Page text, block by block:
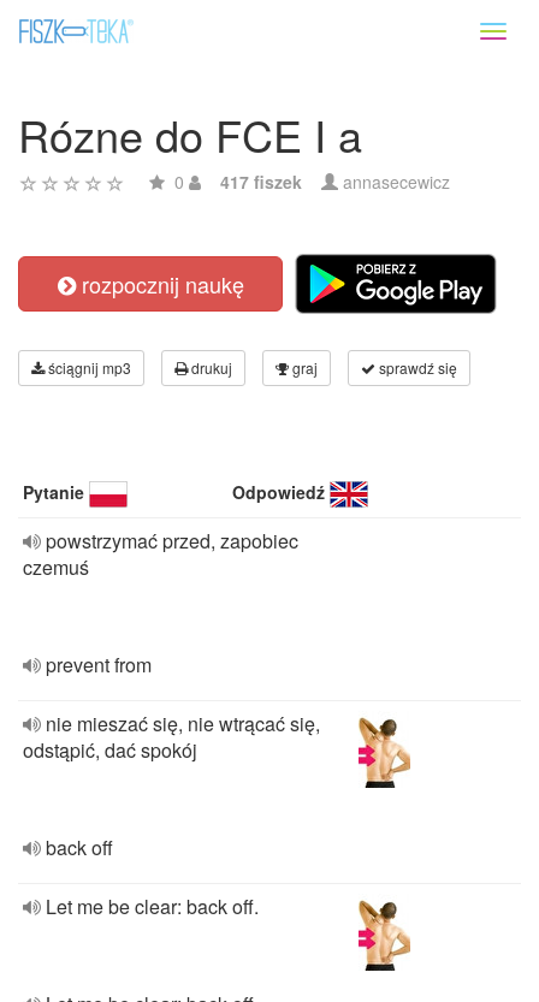
Rózne do FCE I a
0 417 fiszek annasecewicz
rozpocznij naukę
ściągnij mp3 drukuj graj sprawdź się
Pytanie Odpowiedź
powstrzymać przed, zapobiec
czemuś
prevent from
nie mieszać się, nie wtrącać się,
odstąpić, dać spokój
back off
Let me be clear: back off.